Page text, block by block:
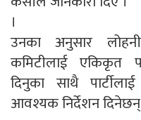
।
उनका अनुसार
कमिटीलाई एकिकृत
दिनुका साथै
आवश्यक निर्देशन दिनेछन्